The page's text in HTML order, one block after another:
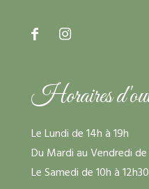
Horaires
Le Lundi de 14h à 19h
Du Mardi au Vendredi
Le Samedi de 10h à